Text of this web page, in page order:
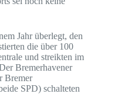
Jahr überlegt, den
die über 100
und streikten im
Bremerhavener
Bremer
SPD) schalteten